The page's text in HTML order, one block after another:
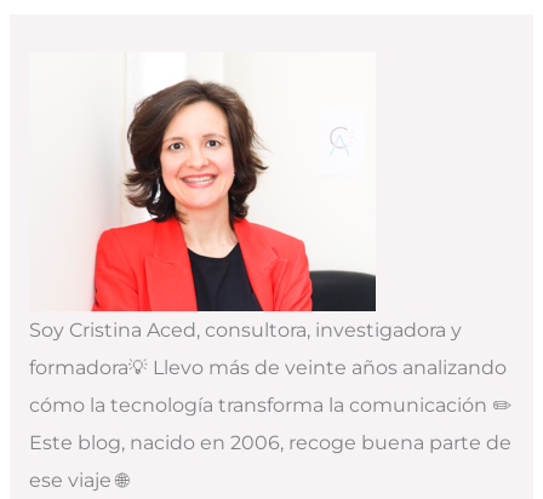
Soy Cristina Aced, consultora, investigadora y
formadora💡 Llevo más de veinte años analizando
cómo la tecnología transforma la comunicación ✏️
Este blog, nacido en 2006, recoge buena parte de
ese viaje 🌐